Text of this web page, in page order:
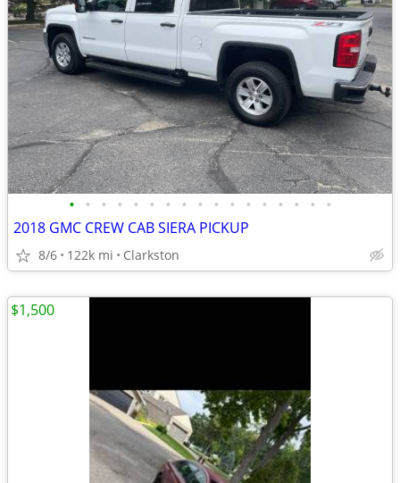
• • • • • • • • • • • • • • • • •
2018 GMC CREW CAB SIERA PICKUP
8/6 122k mi Clarkston
$1,500